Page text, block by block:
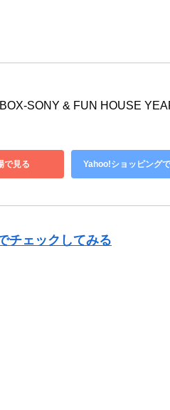
SONY & FUN HOUSE
で見る Yahoo!ショッピング
チェックしてみる